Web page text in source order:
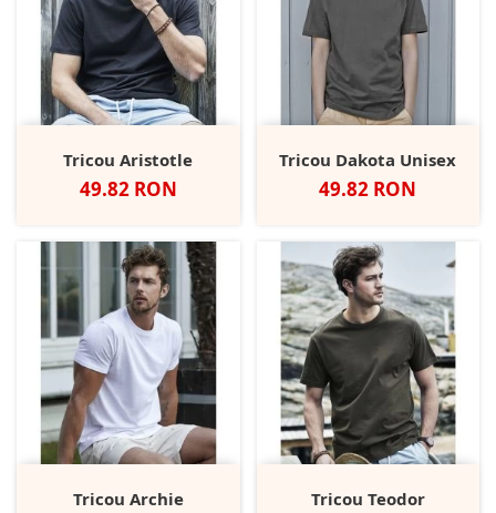
Tricou Aristotle
Pret
49.82 RON
Tricou Dakota Unisex
Pret
49.82 RON
Tricou Archie Tricou Teodor